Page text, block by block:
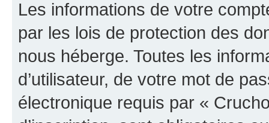
Les informations de votre
par les lois de protection des
nous héberge. Toutes les
d’utilisateur, de votre mot de
électronique requis par «